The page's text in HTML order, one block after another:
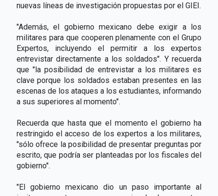
nuevas líneas de investigación propuestas por el GIEI.
"Además, el gobierno mexicano debe exigir a los
militares para que cooperen plenamente con el Grupo
Expertos, incluyendo el permitir a los expertos
entrevistar directamente a los soldados". Y recuerda
que "la posibilidad de entrevistar a los militares es
clave porque los soldados estaban presentes en las
escenas de los ataques a los estudiantes, informando
a sus superiores al momento".
Recuerda que hasta que el momento el gobierno ha
restringido el acceso de los expertos a los militares,
"sólo ofrece la posibilidad de presentar preguntas por
escrito, que podría ser planteadas por los fiscales del
gobierno".
"El gobierno mexicano dio un paso importante al